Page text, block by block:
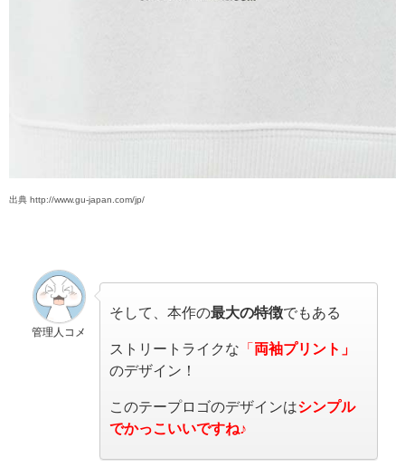
出典 http://www.gu-japan.com/jp/
管理人コメ
そして、本作の最大の特徴でもある
ストリートライクな 「 両袖プリント」
のデザイン！
このテープロゴのデザインはシンプル
でかっこいいですね♪